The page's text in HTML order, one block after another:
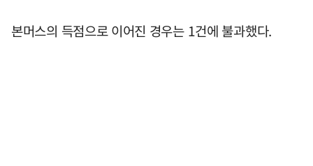
본머스의 득점으로 이어진 경우는 1건에 불과했다.